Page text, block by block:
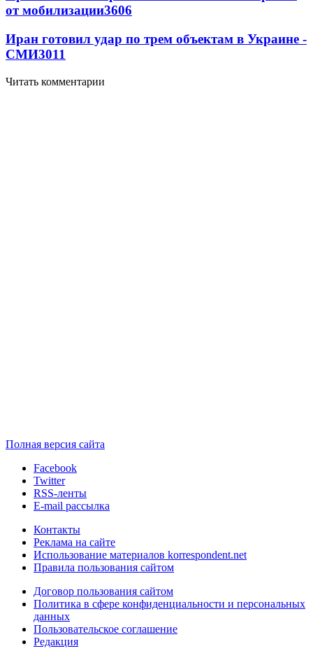
от мобилизации3606
Иран готовил удар по трем объектам в Украине -
СМИ3011
Читать комментарии
Полная версия сайта
Facebook
Twitter
RSS-ленты
E-mail рассылка
Контакты
Реклама на сайте
Использование материалов korrespondent.net
Правила пользования сайтом
Договор пользования сайтом
Политика в сфере конфиденциальности и персональных
данных
Пользовательское соглашение
Редакция